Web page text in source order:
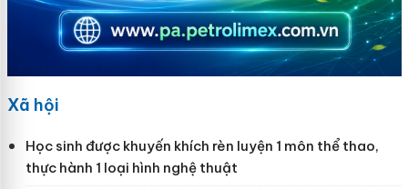
Xã hội
Học sinh được khuyến khích rèn luyện 1 môn thể thao,
thực hành 1 loại hình nghệ thuật